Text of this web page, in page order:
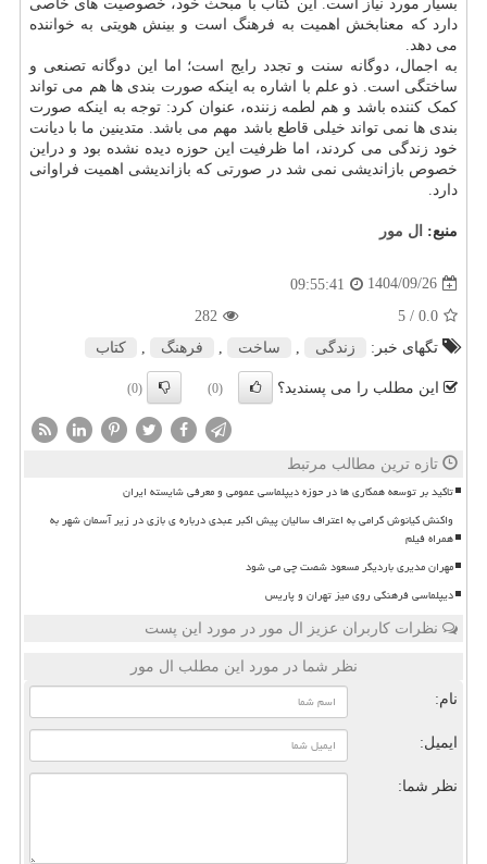
بسیار مورد نیاز است. این کتاب با مبحث خود، خصوصیت های خاصی
دارد که معنابخش اهمیت به فرهنگ است و بینش هویتی به خواننده
می دهد.
به اجمال، دوگانه سنت و تجدد رایج است؛ اما این دوگانه تصنعی و
ساختگی است. ذو علم با اشاره به اینکه صورت بندی ها هم می تواند
کمک کننده باشد و هم لطمه زننده، عنوان کرد: توجه به اینکه صورت
بندی ها نمی تواند خیلی قاطع باشد مهم می باشد. متدینین ما با دیانت
خود زندگی می کردند، اما ظرفیت این حوزه دیده نشده بود و دراین
خصوص بازاندیشی نمی شد در صورتی که بازاندیشی اهمیت فراوانی
دارد.
منبع: ال مور
1404/09/26
09:55:41
0.0
/ 5
282
تگهای خبر:
زندگی , ساخت , فرهنگ , كتاب
این مطلب را می پسندید؟ (0)
(0)
تازه ترین مطالب مرتبط
تاکید بر توسعه همکاری ها در حوزه دیپلماسی عمومی و معرفی شایسته ایران
واکنش کیانوش گرامی به اعتراف سالیان پیش اکبر عبدی درباره ی بازی در زیر آسمان شهر به
همراه فیلم
مهران مدیری باردیگر مسعود شصت چی می شود
دیپلماسی فرهنگی روی میز تهران و پاریس
نظرات کاربران عزیز ال مور در مورد این پست
نظر شما در مورد این مطلب ال مور
نام:
ایمیل:
نظر شما: